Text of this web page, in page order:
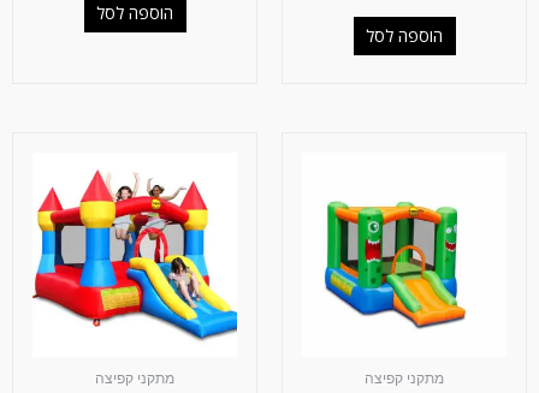
הוספה לסל
מתקני קפיצה מתקני קפיצה
הוספה לסל